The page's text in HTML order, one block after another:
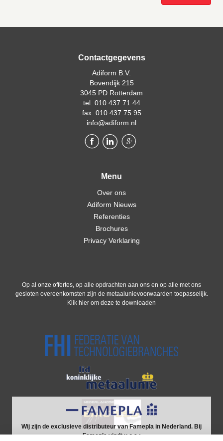
Contactgegevens
Adiform B.V.
Bovendijk 215
3045 PD Rotterdam
tel. 010 437 71 44
fax. 010 437 75 95
info@adiform.nl
Menu
Over ons
Adiform Nieuws
Referenties
Brochures
Privacy Verklaring
Op al onze offertes, op alle opdrachten aan ons en op alle met ons
gesloten overeenkomsten zijn de metaalunievoorwaarden toepasselijk.
Klik hier om deze te downloaden
Wij zijn de exclusieve distributeur van Famepla in Nederland. Bij
Famepla vindt u o.a.: